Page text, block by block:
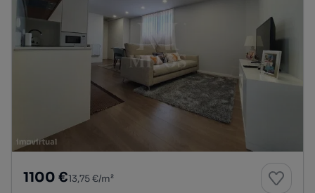
1100 €13,75 €/m²